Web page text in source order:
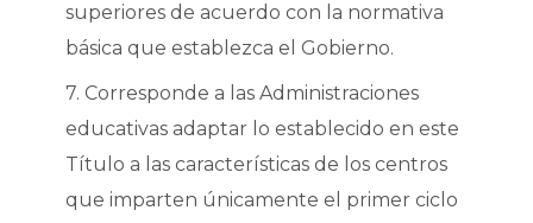
superiores de acuerdo con la normativa
básica que establezca el Gobierno.
7. Corresponde a las Administraciones
educativas adaptar lo establecido en este
Título a las características de los centros
que imparten únicamente el primer ciclo